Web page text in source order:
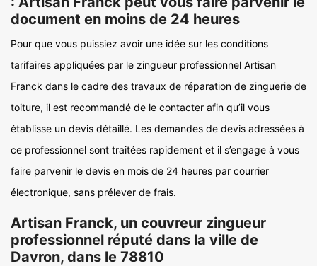
document en moins de 24 heures
Pour que vous puissiez avoir une idée sur les conditions
tarifaires appliquées par le zingueur professionnel Artisan
Franck dans le cadre des travaux de réparation de zinguerie de
toiture, il est recommandé de le contacter afin qu’il vous
établisse un devis détaillé. Les demandes de devis adressées à
ce professionnel sont traitées rapidement et il s’engage à vous
faire parvenir le devis en mois de 24 heures par courrier
électronique, sans prélever de frais.
Artisan Franck, un couvreur zingueur
professionnel réputé dans la ville de
Davron, dans le 78810